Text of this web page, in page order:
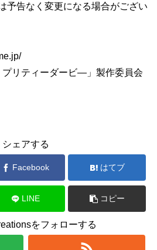
予告なく変更になる場合がござい
リティーダービ―」製作委員会
シェアする
Facebook はてブ
LINE コピー
をフォローする